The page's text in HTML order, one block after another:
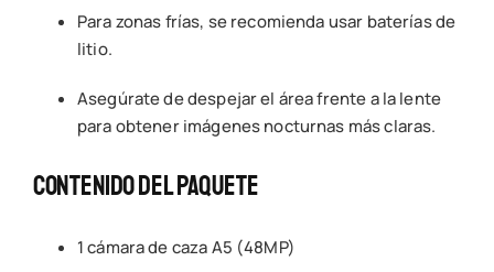
Para zonas frías, se recomienda usar baterías de
litio.
Asegúrate de despejar el área frente a la lente
para obtener imágenes nocturnas más claras.
Contenido Del Paquete
1 cámara de caza A5 (48MP)